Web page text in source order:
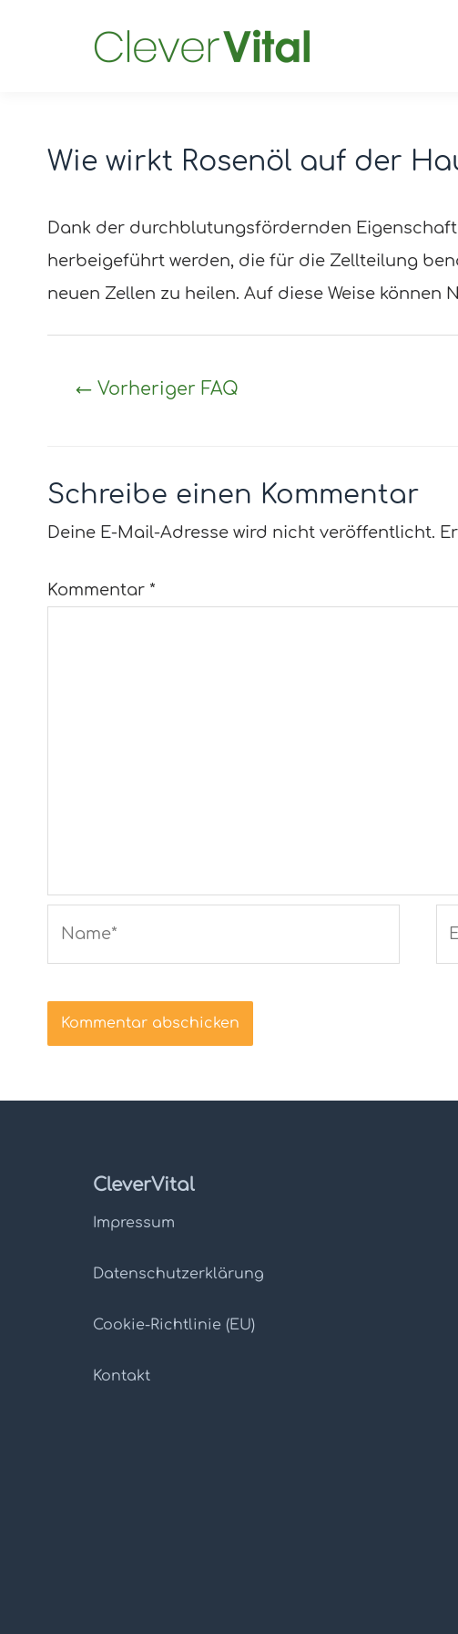
Wie wirkt Rosenöl auf der
Dank der durchblutungsfördernden
herbeigeführt werden, die für die Zellteilung
neuen Zellen zu heilen. Auf diese Weise
Post
←Vorheriger FAQ
Schreibe einen Kommentar
Deine E-Mail-Adresse wird nicht veröffentlicht.
Kommentar *
CleverVital
Impressum
Datenschutz­erklärung
Cookie-Richtlinie (EU)
Kontakt